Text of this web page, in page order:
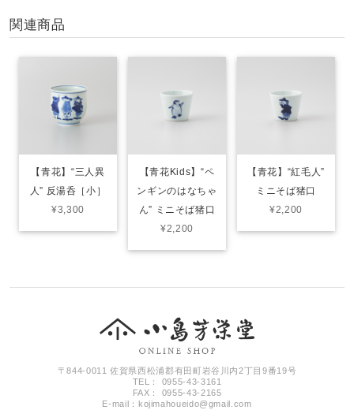
関連商品
【青花】“三人異
人” 反湯呑［小］
¥3,300
【青花Kids】“ペ
ンギンのはなちゃ
ん” ミニそば猪口
¥2,200
【青花】“紅毛人”
ミニそば猪口
¥2,200
〒844-0011 佐賀県西松浦郡有田町岩谷川内2丁目9番19号
TEL： 0955-43-3161
FAX： 0955-43-2165
E-mail： kojimahoueido@gmail.com